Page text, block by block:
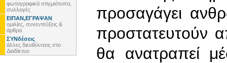
φωτογραφικά στιγμιότυπα,
συλλογές
ΕΙΠΑΝ,ΕΓΡΑΨΑΝ
ομιλίες, συνεντεύξεις &
άρθρα
ΣΥΝδέσεις
άλλες διευθύνσεις στο
Διαδίκτυο
προσαγάγει
προστατευτούν
θα ανατραπεί